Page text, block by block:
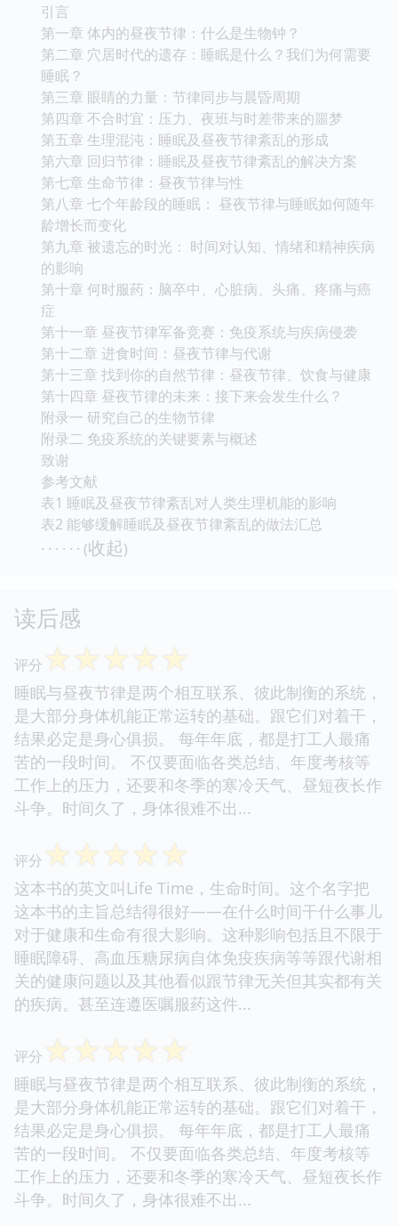
引言
第一章 体内的昼夜节律：什么是生物钟？
第二章 穴居时代的遗存：睡眠是什么？我们为何需要
睡眠？
第三章 眼睛的力量：节律同步与晨昏周期
第四章 不合时宜：压力、夜班与时差带来的噩梦
第五章 生理混沌：睡眠及昼夜节律紊乱的形成
第六章 回归节律：睡眠及昼夜节律紊乱的解决方案
第七章 生命节律：昼夜节律与性
第八章 七个年龄段的睡眠： 昼夜节律与睡眠如何随年
龄增长而变化
第九章 被遗忘的时光： 时间对认知、情绪和精神疾病
的影响
第十章 何时服药：脑卒中、心脏病、头痛、疼痛与癌
症
第十一章 昼夜节律军备竞赛：免疫系统与疾病侵袭
第十二章 进食时间：昼夜节律与代谢
第十三章 找到你的自然节律：昼夜节律、饮食与健康
第十四章 昼夜节律的未来：接下来会发生什么？
附录一 研究自己的生物节律
附录二 免疫系统的关键要素与概述
致谢
参考文献
表1 睡眠及昼夜节律紊乱对人类生理机能的影响
表2 能够缓解睡眠及昼夜节律紊乱的做法汇总
· · · · · · (收起)
读后感
评分 ☆☆☆☆☆
睡眠与昼夜节律是两个相互联系、彼此制衡的系统，
是大部分身体机能正常运转的基础。跟它们对着干，
结果必定是身心俱损。 每年年底，都是打工人最痛
苦的一段时间。 不仅要面临各类总结、年度考核等
工作上的压力，还要和冬季的寒冷天气、昼短夜长作
斗争。时间久了，身体很难不出...
评分 ☆☆☆☆☆
这本书的英文叫Life Time，生命时间。这个名字把
这本书的主旨总结得很好——在什么时间干什么事儿
对于健康和生命有很大影响。这种影响包括且不限于
睡眠障碍、高血压糖尿病自体免疫疾病等等跟代谢相
关的健康问题以及其他看似跟节律无关但其实都有关
的疾病。甚至连遵医嘱服药这件...
评分 ☆☆☆☆☆
睡眠与昼夜节律是两个相互联系、彼此制衡的系统，
是大部分身体机能正常运转的基础。跟它们对着干，
结果必定是身心俱损。 每年年底，都是打工人最痛
苦的一段时间。 不仅要面临各类总结、年度考核等
工作上的压力，还要和冬季的寒冷天气、昼短夜长作
斗争。时间久了，身体很难不出...